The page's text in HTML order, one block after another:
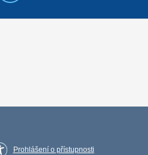
Prohlášení o přístupnosti